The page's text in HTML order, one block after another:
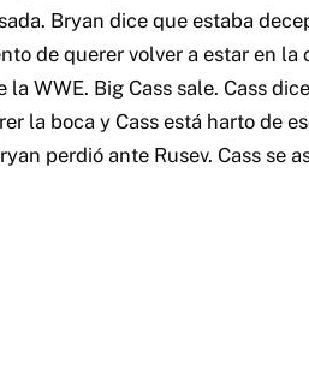
Bryan dice que estaba
de querer volver a estar en la
WWE. Big Cass sale. Cass
la boca y Cass está harto de
perdió ante Rusev. Cass se